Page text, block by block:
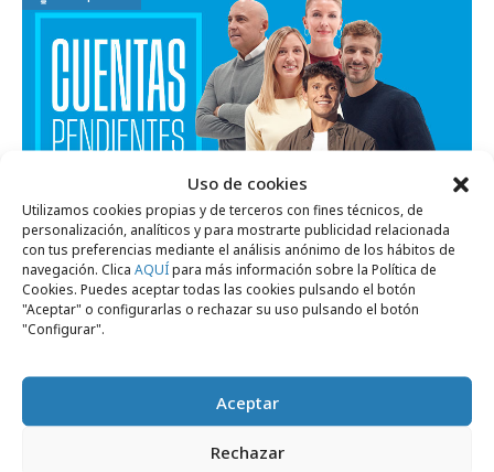
Uso de cookies
Utilizamos cookies propias y de terceros con fines técnicos, de
personalización, analíticos y para mostrarte publicidad relacionada
con tus preferencias mediante el análisis anónimo de los hábitos de
navegación. Clica AQUÍpara más información sobre la Política de
Cookies. Puedes aceptar todas las cookies pulsando el botón
"Aceptar" o configurarlas o rechazar su uso pulsando el botón
"Configurar".
Aceptar
Rechazar
jueves, 19 de marzo 2026
CaixaBank presenta el proyecto "Cuentas
Pendientes"
Campañas